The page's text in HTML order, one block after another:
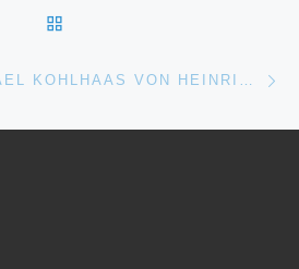
VORBERICHT MICHAEL KOHLHAAS VON HEINRICH VON KLEIST